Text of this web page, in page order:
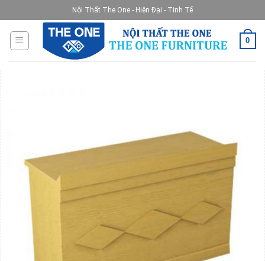
to
content
Nội Thất The One - Hiện Đại - Tinh Tế
0